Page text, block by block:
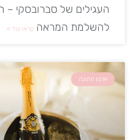
העגילים של סברובסקי
להשלמת המראה קראו עוד »
ארגון חתונה